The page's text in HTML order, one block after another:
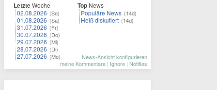
LetzteWoche
02.08.2026 (So)
01.08.2026 (Sa)
31.07.2026 (Fr)
30.07.2026 (Do)
29.07.2026 (Mi)
28.07.2026 (Di)
27.07.2026 (Mo)
Top News
Populäre News (14d)
Heiß diskutiert (14d)
News-Ansicht konfigurieren
meine Kommentare | Ignore | Notifies